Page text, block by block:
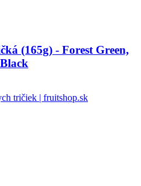
(165g) - Forest Green,